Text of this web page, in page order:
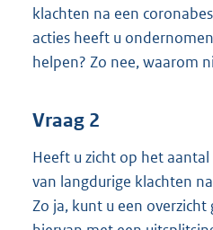
klachten na een
acties heeft u
helpen? Zo nee, waarom
Vraag 2
Heeft u zicht op het
van langdurige klachten
Zo ja, kunt u een